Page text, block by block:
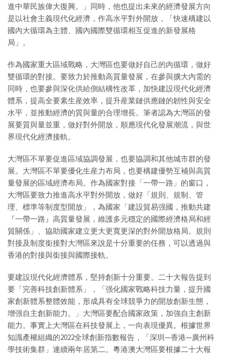
進中華民族偉大復興。」同時，他也提出未來的經濟發展方向
是以社會主義現代化經濟，作高水平對外開放，「快速構建以
國內大循環為主體、國內國際雙循環相互促進的新發展格
局」。
作為國家重大區域戰略，大灣區也要做好自己的內循環，做好
雙循環的對接。要致力於推動高質量發展，在參與擴大內需的
同時，也要參與深化供給側結構性改革，加快建設現代化經濟
體系，提高全要素生産效率，提升産業鏈供應鏈的韌性與安全
水平，並推動經濟的質與量的合理增長。筆者認為大灣區的發
展要質與量並重，做好對外開放，順應現代化發展潮流，與世
界現代化經濟接軌。
大灣區不單要促進區域協調發展，也要協調和其他城市群的發
展。大灣區不單要優化生産力布局，也要構建優勢互補與高質
量發展的區域經濟布局。作為國家對接「一帶一路」的窗口，
大灣區要致力推進高水平對外開放，做好「規則、規制、管
理、標準等制度型開放」，為國家「建設貿易强國，推動共建
『一帶一路』高質量發展，維護多元穩定的國際經濟格局和經
貿關係」、協助國家建立更大更寬更深的對外開放格局。規則
對接及制度銜接對大灣區來說是十分重要的任務，可以透過與
香港的對接與銜接與國際接軌。
要建設現代化經濟體系，堅持創新十分重要。二十大報告提到
要「完善科技創新體系」，「强化國家戰略科技力量，提升國
家創新體系整體效能，形成具有全球競爭力的開放創新生態，
增强自主創新能力。」大灣區要配合國家政策，加強自主創新
能力。事實上大灣區在科技發展上，一向表現優異。根據世界
知識產權組織的2022全球創新指數報告，「深圳—香港—廣州科
學技術集群」連續兩年居第二。粵港澳大灣區要根據二十大報